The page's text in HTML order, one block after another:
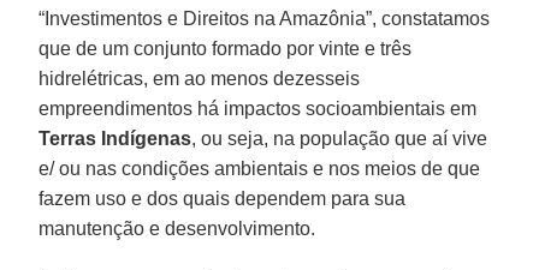
“Investimentos e Direitos na Amazônia”, constatamos
que de um conjunto formado por vinte e três
hidrelétricas, em ao menos dezesseis
empreendimentos há impactos socioambientais em
Terras Indígenas, ou seja, na população que aí vive
e/ ou nas condições ambientais e nos meios de que
fazem uso e dos quais dependem para sua
manutenção e desenvolvimento.